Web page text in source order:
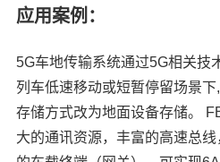
应用案例：
5G车地传输系统通过5G相关技
列车低速移动或短暂停留场景
存储方式改为地面设备存储。
大的通讯资源，丰富的高速总